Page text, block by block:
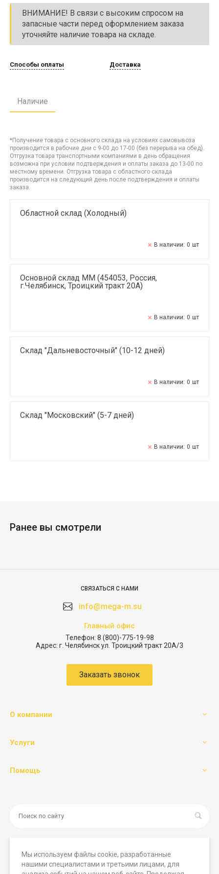
Мы используем файлы cookie, разработанные
нашими специалистами и третьими лицами, для
ВНИМАНИЕ! В связи с высоким спросом на
запасные части перед оформлением заказа
уточняйте наличие товара на складе.
Способы оплаты Доставка
Наличие
*Получение товара с основного склада на условиях самовывоза
производится в рабочие дни с 9-00 до 17-00 (без перерыва на обед).
Отгрузка товара транспортными компаниями в день обращения
возможна при условии подтверждения и оплаты заказа до 13-00 по
местному времени. Отгрузка товара с областного склада
производится на следующий день после подтверждения и оплаты
заказа.
Областной склад (Холодный)
В наличии: 0 шт
Основной склад ММ (454053, Россия,
г.Челябинск, Троицкий тракт 20А)
В наличии: 0 шт
Склад "Дальневосточный" (10-12 дней)
В наличии: 0 шт
Склад "Московский" (5-7 дней)
В наличии: 0 шт
Ранее вы смотрели
СВЯЗАТЬСЯ С НАМИ
info@mega-m.su
Главный офис
Телефон: 8 (800)-775-19-98
Адрес: г. Челябинск ул. Троицкий тракт 20А/3
Заказать звонок
О компании
Услуги
Помощь
© 2026 Мегамашины, Все права защищены. Вся